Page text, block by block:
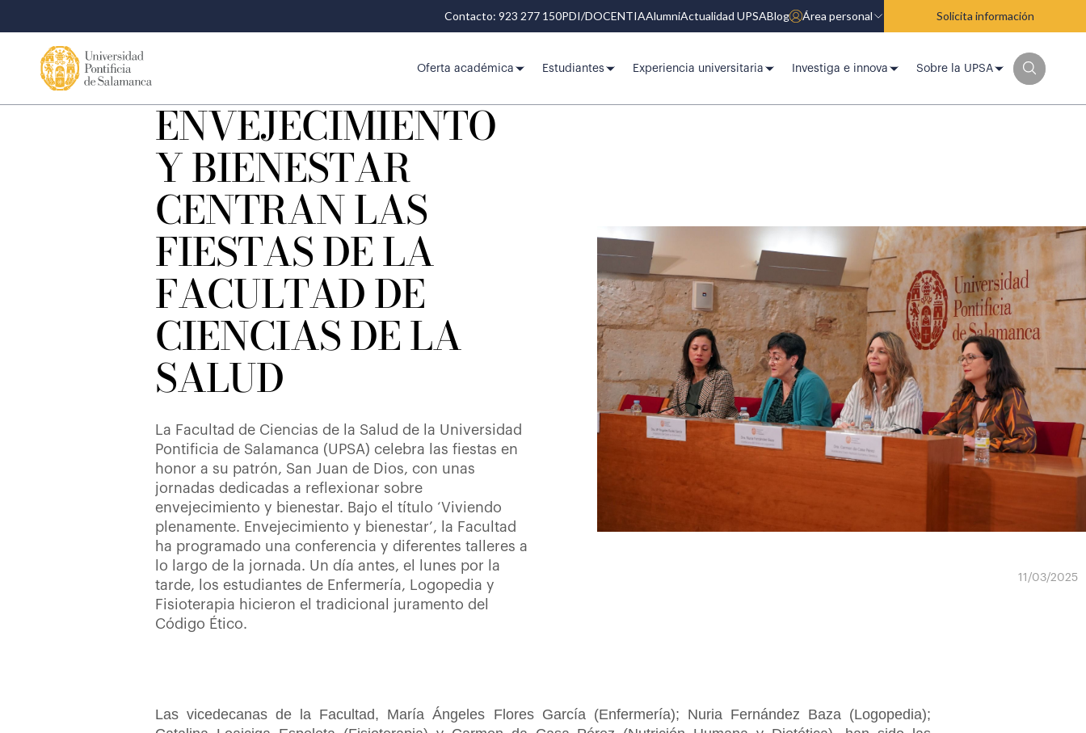
Contacto: 923 277 150PDI/DOCENTIAAlumniActualidad UPSABlog Área personal Solicita información
Oferta académica Estudiantes Experiencia universitaria Investiga e innova Sobre la UPSA
ENVEJECIMIENTO
Y BIENESTAR
CENTRAN LAS
FIESTAS DE LA
FACULTAD DE
CIENCIAS DE LA
SALUD
La Facultad de Ciencias de la Salud de la Universidad
Pontificia de Salamanca (UPSA) celebra las fiestas en
honor a su patrón, San Juan de Dios, con unas
jornadas dedicadas a reflexionar sobre
envejecimiento y bienestar. Bajo el título ‘Viviendo
plenamente. Envejecimiento y bienestar’, la Facultad
ha programado una conferencia y diferentes talleres a
lo largo de la jornada. Un día antes, el lunes por la
tarde, los estudiantes de Enfermería, Logopedia y
Fisioterapia hicieron el tradicional juramento del
Código Ético.
11/03/2025
Las vicedecanas de la Facultad, María Ángeles Flores García (Enfermería); Nuria Fernández Baza (Logopedia);